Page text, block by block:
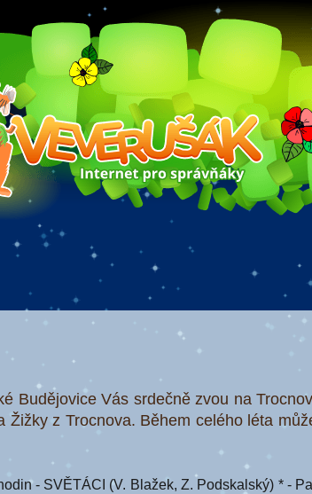
Budějovice Vás srdečně zvou na
z Trocnova. Během celého léta
- SVĚTÁCI (V. Blažek, Z. Podskalský) * -